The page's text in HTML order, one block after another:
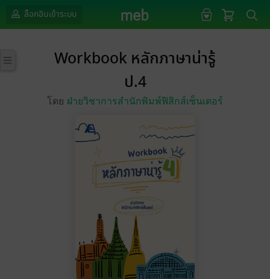
ล็อกอินเข้าระบบ
Workbook หลักภาษาน่ารู้
ป.4
โดย ฝ่ายวิชาการสำนักพิมพ์ฟิสิกส์เซ็นเตอร์